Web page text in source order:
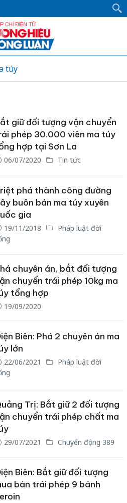
túy
giữ đối tượng vận chuyển
phép 30.000 viên ma túy
hợp tại Sơn La
06/07/2020 Tin tức
phá thành công đường
buôn bán ma túy xuyên
gia
19/11/2018
Pháp luật đời
chuyên án, bắt đối tượng
chuyển trái phép 10kg ma
tổng hợp
19/09/2020
Biên: Phá 2 chuyên án ma
lớn
22/06/2021
Pháp luật đời
Trị: Bắt giữ 2 đối tượng
chuyển trái phép chất ma
29/07/2021 Chuyển động 389
Biên: Bắt giữ đối tượng
bán trái phép 9 bánh